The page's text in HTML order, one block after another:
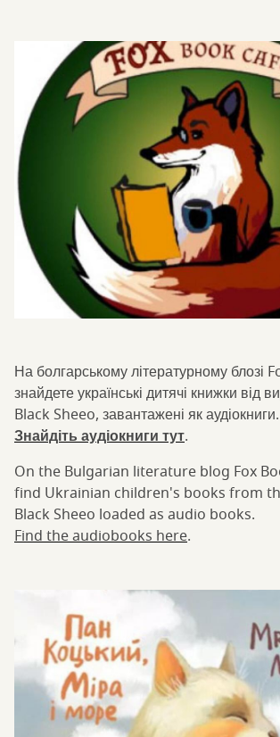
На болгарському літературному блозі
знайдете українські дитячі книжки від
Black Sheeo, завантажені як аудіокниги.
Знайдіть аудіокниги тут.
On the Bulgarian literature blog Fox
find Ukrainian children's books from
Black Sheeo loaded as audio books.
Find the audiobooks here.